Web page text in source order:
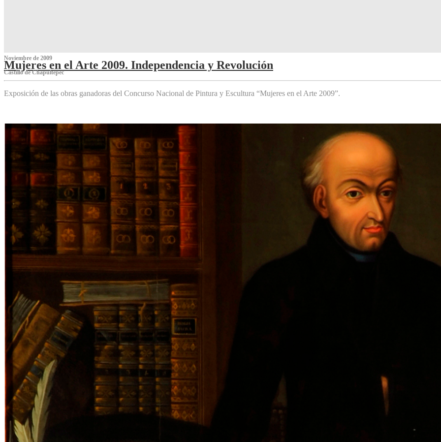
Noviembre de 2009
Mujeres en el Arte 2009. Independencia y Revolución
Castillo de Chapultepec
Exposición de las obras ganadoras del Concurso Nacional de Pintura y Escultura “Mujeres en el Arte 2009”.